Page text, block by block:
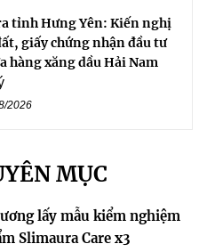
tỉnh Hưng Yên: Kiến nghị
giấy chứng nhận đầu tư
hàng xăng dầu Hải Nam
2026
MỤC
lấy mẫu kiểm nghiệm
Slimaura Care x3